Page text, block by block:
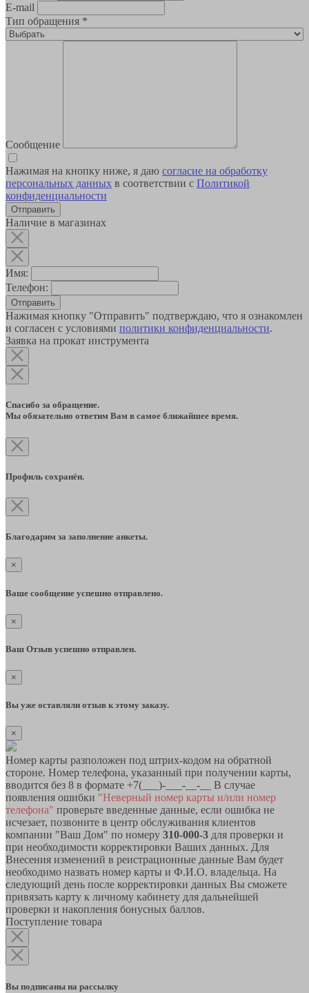
E-mail
Тип обращения *
Сообщение
Нажимая на кнопку ниже, я даю согласие на обработку
персональных данных в соответствии с Политикой
конфиденциальности
Наличие в магазинах
Имя:
Телефон:
Отправить
Нажимая кнопку "Отправить" подтверждаю, что я ознакомлен
и согласен с условиями политики конфиденциальности.
Заявка на прокат инструмента
Спасибо за обращение.
Мы обязательно ответим Вам в самое ближайшее время.
Профиль сохранён.
Благодарим за заполнение анкеты.
×
Ваше сообщение успешно отправлено.
×
Ваш Отзыв успешно отправлен.
×
Вы уже оставляли отзыв к этому заказу.
×
Номер карты разположен под штрих-кодом на обратной
стороне. Номер телефона, указанный при получении карты,
вводится без 8 в формате +7(___)-___-__-__ В случае
появления ошибки "Неверный номер карты и/или номер
телефона" проверьте введенные данные, если ошибка не
исчезает, позвоните в центр обслуживания клиентов
компании "Ваш Дом" по номеру 310-000-3 для проверки и
при необходимости корректировки Ваших данных. Для
Внесения изменений в реистрационные данные Вам будет
необходимо назвать номер карты и Ф.И.О. владельца. На
следующий день после корректировки данных Вы сможете
привязать карту к личному кабинету для дальнейшей
проверки и накопления бонусных баллов.
Поступление товара
Вы подписаны на рассылку